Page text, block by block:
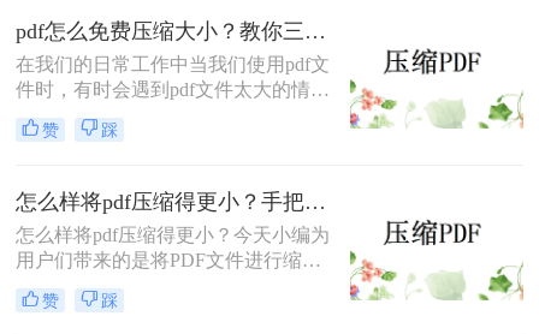
pdf大小方法，您一定要尝试一下。pdf怎么免费压缩大小？教你三种简单好用的压缩方法！
在我们的日常工作中当我们使用pdf文
件时，有时会遇到pdf文件太大的情
况，不仅传输速度慢，而且存储空间
也很大，因此无法上传，面对这样的
决，事实上我们可以通过压缩PDF文
件体积轻松解决问题，那么pdf怎么免
费压缩大小呢?今天小编将教大家压
缩pdf文件的方法，操作还是非常简单
的，大家来看看吧。
赞 踩
怎么样将pdf压缩得更小？手把手教你在线压缩！
怎么样将pdf压缩得更小？​今天小编为
用户们带来的是将PDF文件进行缩小
的方法，相信很多小伙伴们在办公中
也会遇到需要将PDF文件缩小的情
赞 踩